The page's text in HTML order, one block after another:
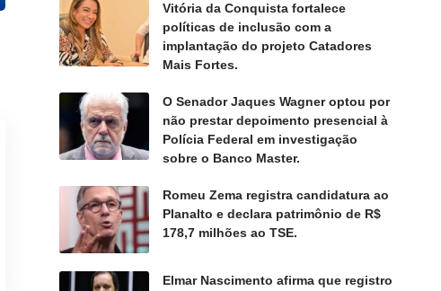
Vitória da Conquista fortalece
políticas de inclusão com a
implantação do projeto Catadores
Mais Fortes.
O Senador Jaques Wagner optou por
não prestar depoimento presencial à
Polícia Federal em investigação
sobre o Banco Master.
Romeu Zema registra candidatura ao
Planalto e declara patrimônio de R$
178,7 milhões ao TSE.
Elmar Nascimento afirma que registro